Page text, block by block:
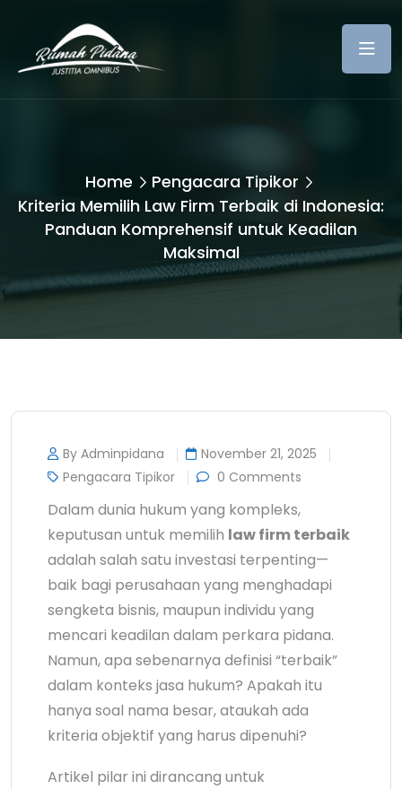
Home
Pengacara Tipikor
Kriteria Memilih Law Firm Terbaik di Indonesia:
Panduan Komprehensif untuk Keadilan
Maksimal
By Adminpidana
November 21, 2025
Pengacara Tipikor
0 Comments
Dalam dunia hukum yang kompleks,
keputusan untuk memilih law firm terbaik
adalah salah satu investasi terpenting—
baik bagi perusahaan yang menghadapi
sengketa bisnis, maupun individu yang
mencari keadilan dalam perkara pidana.
Namun, apa sebenarnya definisi “terbaik”
dalam konteks jasa hukum? Apakah itu
hanya soal nama besar, ataukah ada
kriteria objektif yang harus dipenuhi?
Artikel pilar ini dirancang untuk